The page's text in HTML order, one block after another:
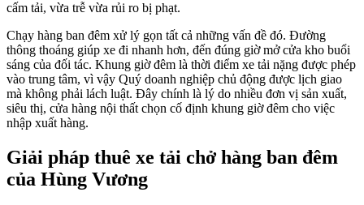
cấm tải, vừa trễ vừa rủi ro bị phạt.
Chạy hàng ban đêm xử lý gọn tất cả những vấn đề đó. Đường
thông thoáng giúp xe đi nhanh hơn, đến đúng giờ mở cửa kho buổi
sáng của đối tác. Khung giờ đêm là thời điểm xe tải nặng được phép
vào trung tâm, vì vậy Quý doanh nghiệp chủ động được lịch giao
mà không phải lách luật. Đây chính là lý do nhiều đơn vị sản xuất,
siêu thị, cửa hàng nội thất chọn cố định khung giờ đêm cho việc
nhập xuất hàng.
Giải pháp thuê xe tải chở hàng ban đêm
của Hùng Vương